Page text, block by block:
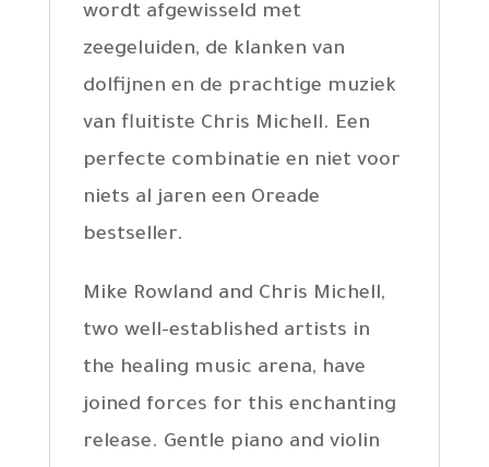
wordt afgewisseld met
zeegeluiden, de klanken van
dolfijnen en de prachtige muziek
van fluitiste Chris Michell. Een
perfecte combinatie en niet voor
niets al jaren een Oreade
bestseller.
Mike Rowland and Chris Michell,
two well-established artists in
the healing music arena, have
joined forces for this enchanting
release. Gentle piano and violin